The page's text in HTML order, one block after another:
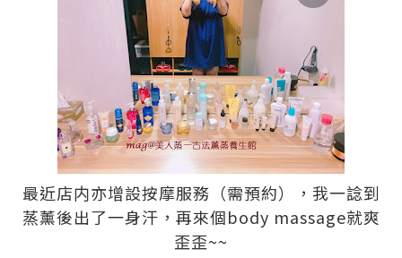
最近店内亦增設按摩服務（需預約），我一諗到
蒸薰後出了一身汗，再來個body massage就爽
歪歪~~